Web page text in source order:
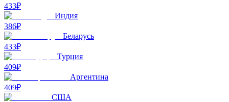
433₽
Индия
386₽
Беларусь
433₽
Турция
409₽
Аргентина
409₽
США